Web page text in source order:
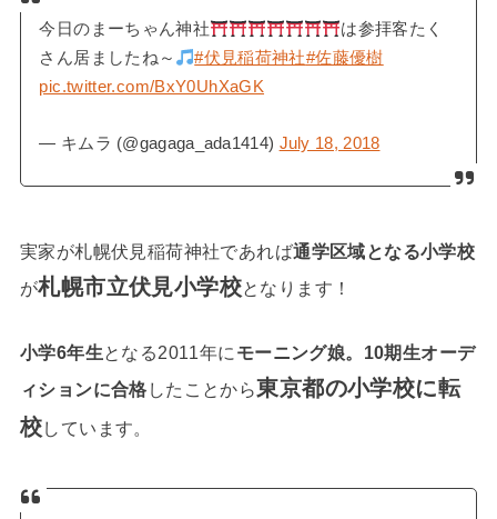
今日のまーちゃん神社
は参拝客たく
さん居ましたね～
#伏見稲荷神社#佐藤優樹
pic.twitter.com/BxY0UhXaGK
— キムラ (@gagaga_ada1414) July 18, 2018
実家が札幌伏見稲荷神社であれば通学区域となる小学校
が札幌市立伏見小学校となります！
小学6年生 となる2011年に モーニング娘。10期生オーデ
ィションに合格 したことから東京都の小学校に転
校しています。